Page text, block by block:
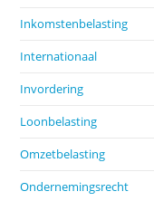
Inkomstenbelasting
Internationaal
Invordering
Loonbelasting
Omzetbelasting
Ondernemingsrecht